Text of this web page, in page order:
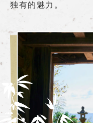
公告
各车站资讯
各车站信息专区
游览小火车嵯峨站
游览小火车岚山站
独有的魅力。